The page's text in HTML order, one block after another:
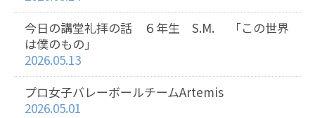
今日の講堂礼拝の話 ６年生 S.M. 「この世界
は僕のもの」
2026.05.13
プロ女子バレーボールチームArtemis
2026.05.01